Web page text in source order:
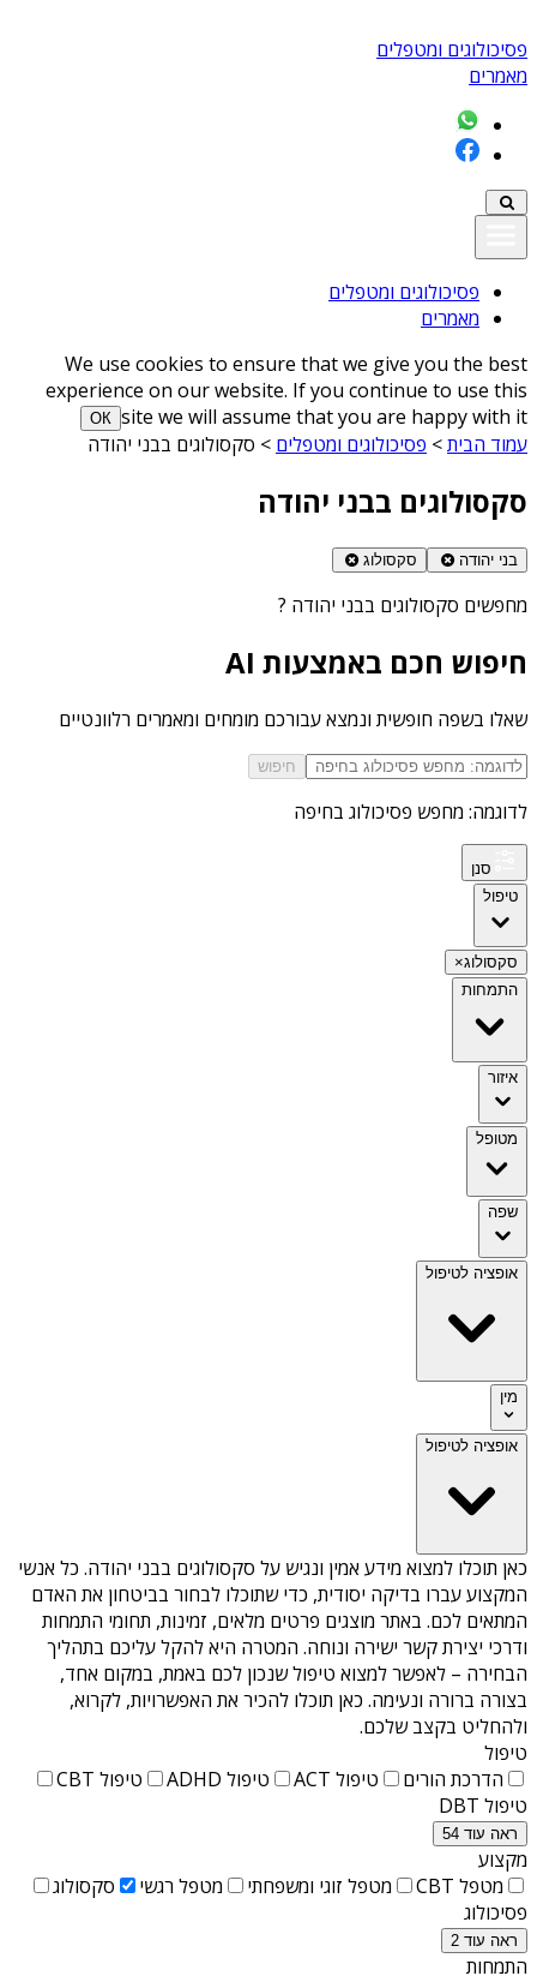
פסיכולוגים ומטפלים
מאמרים
פסיכולוגים ומטפלים
מאמרים
We use cookies to ensure that we give you the best
experience on our website. If you continue to use this
site we will assume that you are happy with it
ОК
עמוד הבית> פסיכולוגים ומטפלים > סקסולוגים בבני יהודה
סקסולוגים בבני יהודה
בני יהודה סקסולוג
מחפשים סקסולוגים בבני יהודה ?
חיפוש חכם באמצעות AI
שאלו בשפה חופשית ונמצא עבורכם מומחים ומאמרים רלוונטיים
חיפוש
לדוגמה: מחפש פסיכולוג בחיפה
סנן
טיפול
סקסולוג×
התמחות
איזור
מטופל
שפה
אופציה לטיפול
מין
אופציה לטיפול
כאן תוכלו למצוא מידע אמין ונגיש על סקסולוגים בבני יהודה. כל אנשי
המקצוע עברו בדיקה יסודית, כדי שתוכלו לבחור בביטחון את האדם
המתאים לכם. באתר מוצגים פרטים מלאים, זמינות, תחומי התמחות
ודרכי יצירת קשר ישירה ונוחה. המטרה היא להקל עליכם בתהליך
הבחירה – לאפשר למצוא טיפול שנכון לכם באמת, במקום אחד,
בצורה ברורה ונעימה. כאן תוכלו להכיר את האפשרויות, לקרוא,
ולהחליט בקצב שלכם.
טיפול
הדרכת הורים
טיפול ACT טיפול ADHD
טיפול CBT
טיפול DBT
ראה עוד 54
מקצוע
מטפל CBT
מטפל זוגי ומשפחתי מטפל רגשי
סקסולוג
פסיכולוג
ראה עוד 2
התמחות